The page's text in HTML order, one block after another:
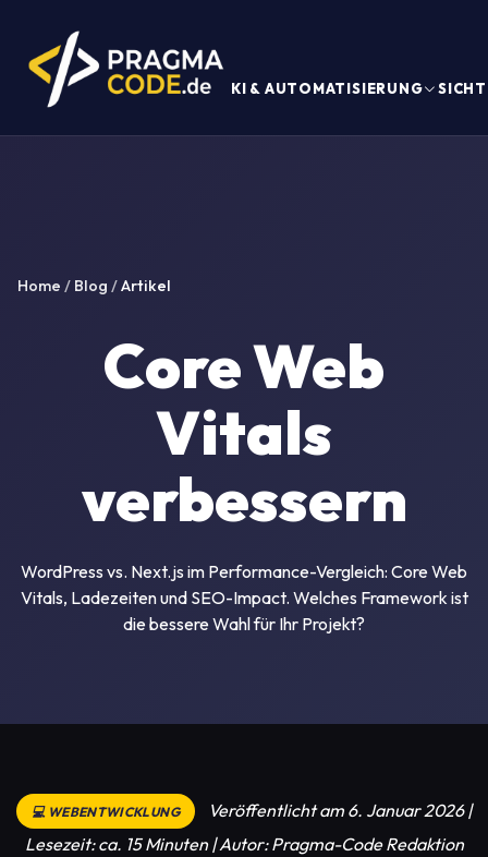
KI & AUTOMATISIERUNG
Home / Blog /Artikel
Core Web
Vitals
verbessern
WordPress vs. Next.js im Performance-Vergleich: Core Web
Vitals, Ladezeiten und SEO-Impact. Welches Framework ist
die bessere Wahl für Ihr Projekt?
💻 WEBENTWICKLUNG
Veröffentlicht am 6. Januar 2026 |
Lesezeit: ca. 15 Minuten | Autor: Pragma-Code Redaktion